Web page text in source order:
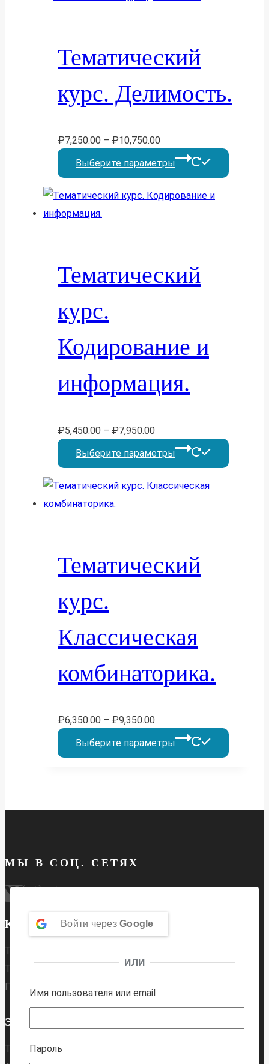
на
Тематический
курс. Делимость.
₽7,250.00 – ₽10,750.00
Выберите параметры
Этот
товар
Тематический
курс.
Кодирование и
информация.
₽5,450.00 – ₽7,950.00
Выберите параметры
Этот
товар
Тематический
курс.
Классическая
комбинаторика.
₽6,350.00 – ₽9,350.00
Выберите параметры
Этот
товар
МЫ В СОЦ. СЕТЯХ
КОНТАКТЫ
Тех. поддержка:
Телеграм
Почта
ЭТО ИНТЕРЕСНО
Тесты для подготовки в физмат класс:
Войти через Google
ИЛИ
Имя пользователя или email
Пароль